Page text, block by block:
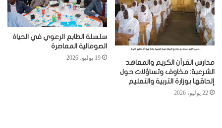
مدارس القرآن الكريم والمعاهد
الشرعية: مخاوف وتساؤلات حول
إلحاقها بوزارة التربية والتعليم
22 يوليو، 2026
سلسلة الطابع الرعوي في الحياة
الصومالية المعاصرة
19 يوليو، 2026